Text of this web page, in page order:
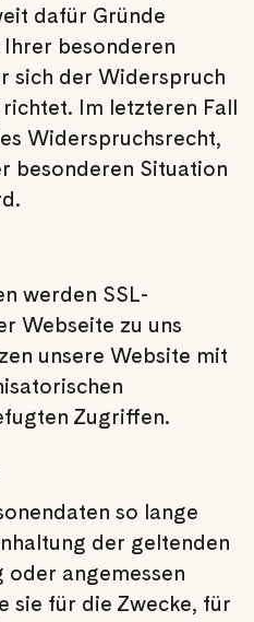
dafür Gründe
besonderen
sich der Widerspruch
Im letzteren Fall
Widerspruchsrecht,
besonderen Situation
werden SSL-
Webseite zu uns
unsere Website mit
Zugriffen.
so lange
der geltenden
oder angemessen
sie für die Zwecke, für